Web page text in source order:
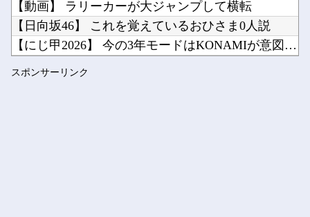
【動画】 ラリーカーが大ジャンプして横転
【日向坂46】 これを覚えているおひさま0人説
【にじ甲2026】 今の3年モードはKONAMIが意図したバ...
スポンサーリンク